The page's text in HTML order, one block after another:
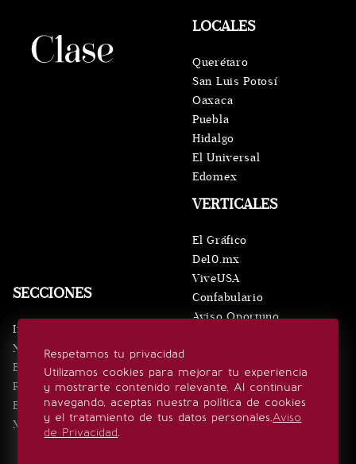
Respetamos tu privacidad
Utilizamos cookies para mejorar tu experiencia
y mostrarte contenido relevante. Al continuar
navegando, aceptas nuestra política de cookies
y el tratamiento de tus datos personales.Aviso
de Privacidad.
SECCIONES
Inicio
Noticias
Eventos
Realeza
Estilo de vida
Minuto x Minuto
VERTICALES
El Gráfico
De10.mx
ViveUSA
Confabulario
Aviso Oportuno
LOCALES
Querétaro
San Luis Potosí
Oaxaca
Puebla
Hidalgo
El Universal
Edomex
SÍGUENOS